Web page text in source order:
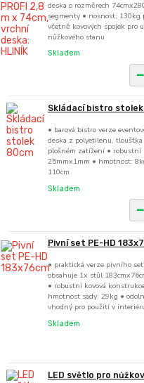
deska o rozměrech
segmenty • nosnost:
včetně kovových spojek pro
nůžkového stanu
Skladem
Skládací bistro stolek
• barová bistro verze
deska z polyetilenu,
plošném zatížení • robustní
25mmx1mm • hmotnost:
110cm
Skladem
Pivní set PE-HD
• praktická verze pivního
obsahuje 1x stůl
• robustní kovová
hmotnost sady: 29kg •
vhodný pro použití v
Skladem
LED světlo pro